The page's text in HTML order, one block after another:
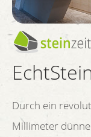
Durch ein
Millimeter